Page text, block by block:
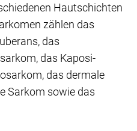
Hautschichten
zählen das
das
das Kaposi-
das dermale
Sarkom sowie das